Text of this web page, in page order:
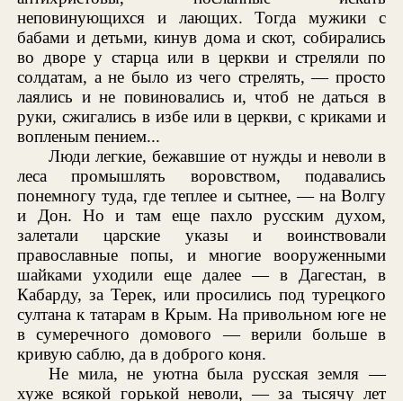
неповинующихся и лающих. Тогда мужики с
бабами и детьми, кинув дома и скот, собирались
во дворе у старца или в церкви и стреляли по
солдатам, а не было из чего стрелять, — просто
лаялись и не повиновались и, чтоб не даться в
руки, сжигались в избе или в церкви, с криками и
вопленым пением...
Люди легкие, бежавшие от нужды и неволи в
леса промышлять воровством, подавались
понемногу туда, где теплее и сытнее, — на Волгу
и Дон. Но и там еще пахло русским духом,
залетали царские указы и воинствовали
православные попы, и многие вооруженными
шайками уходили еще далее — в Дагестан, в
Кабарду, за Терек, или просились под турецкого
султана к татарам в Крым. На привольном юге не
в сумеречного домового — верили больше в
кривую саблю, да в доброго коня.
Не мила, не уютна была русская земля —
хуже всякой горькой неволи, — за тысячу лет